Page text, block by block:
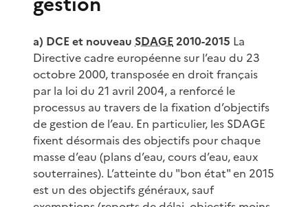
a) DCE et nouveau SDAGE2010-2015 La
Directive cadre européenne sur l’eau du 23
octobre 2000, transposée en droit français
par la loi du 21 avril 2004, a renforcé le
processus au travers de la fixation d’objectifs
de gestion de l’eau. En particulier, les SDAGE
fixent désormais des objectifs pour chaque
masse d’eau (plans d’eau, cours d’eau, eaux
souterraines). L’atteinte du "bon état" en 2015
est un des objectifs généraux, sauf